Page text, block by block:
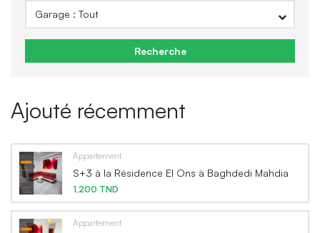
Recherche
Ajouté récemment
Appartement
S+3 à la Résidence El Ons à Baghdedi Mahdia
1,200 TND
Appartement